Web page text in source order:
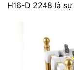
H16-D 2248 là